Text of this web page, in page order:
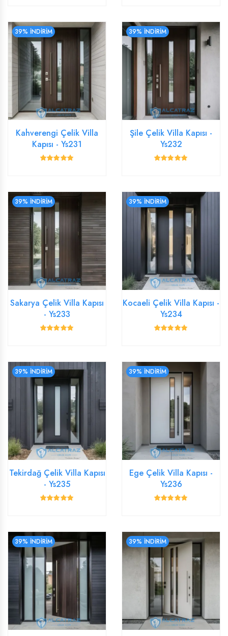
39% İNDİRİM
Kahverengi Çelik Villa
Kapısı - Ys231
39% İNDİRİM
Şile Çelik Villa Kapısı -
Ys232
39% İNDİRİM
Sakarya Çelik Villa Kapısı
- Ys233
39% İNDİRİM
Kocaeli Çelik Villa Kapısı -
Ys234
39% İNDİRİM
Tekirdağ Çelik Villa Kapısı
- Ys235
39% İNDİRİM
Ege Çelik Villa Kapısı -
Ys236
39% İNDİRİM 39% İNDİRİM